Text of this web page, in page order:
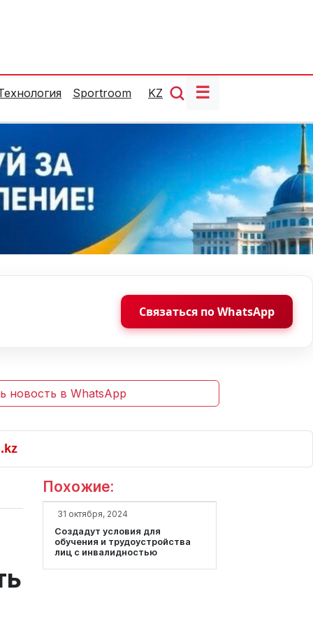
Sportroom KZ ☰
Связаться по WhatsApp
новость в WhatsApp
Похожие:
31 октября, 2024
Создадут условия для
обучения и трудоустройства
лиц с инвалидностью